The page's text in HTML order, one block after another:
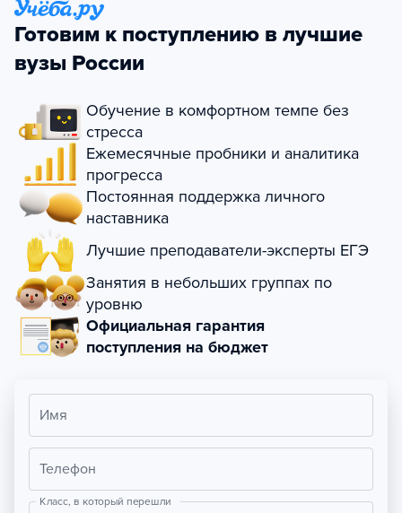
Готовим к поступлению в лучшие
вузы России
Обучение в комфортном темпе без
стресса
Ежемесячные пробники и аналитика
прогресса
Постоянная поддержка личного
наставника
Лучшие преподаватели-эксперты ЕГЭ
Занятия в небольших группах по
уровню
Официальная гарантия
поступления на бюджет
Имя
Телефон
Класс, в который перешли